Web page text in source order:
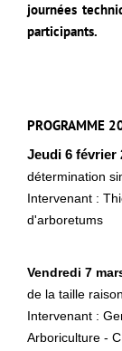
journées
participants.
PROGRAMME
Jeudi 6 février
détermination
Intervenant :
d'arboretums
Vendredi 7
de la taille
Intervenant :
Arboriculture -